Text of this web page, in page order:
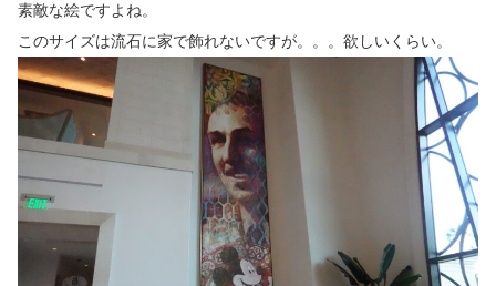
素敵な絵ですよね。
このサイズは流石に家で飾れないですが。。。欲しいくらい。